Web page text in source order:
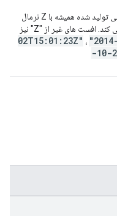
از RFC 3339 استفاده می کند، که در آن خروجی تولید شده همیشه با Z نرمال
می شود و از 0، 3، 6 یا 9 رقم کسری استفاده می کند. افست های غیر از "Z" نیز
،
"2014-10-